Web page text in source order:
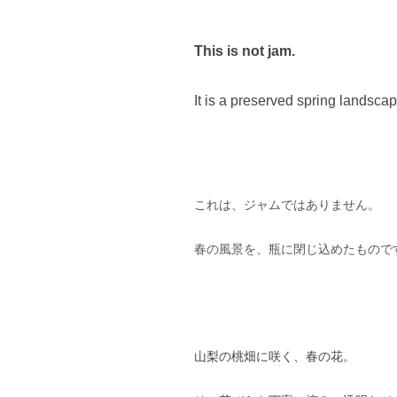
This is not jam.
It is a preserved spring
これは、ジャムではありません。
春の風景を、瓶に閉じ込めたもので
山梨の桃畑に咲く、春の花。